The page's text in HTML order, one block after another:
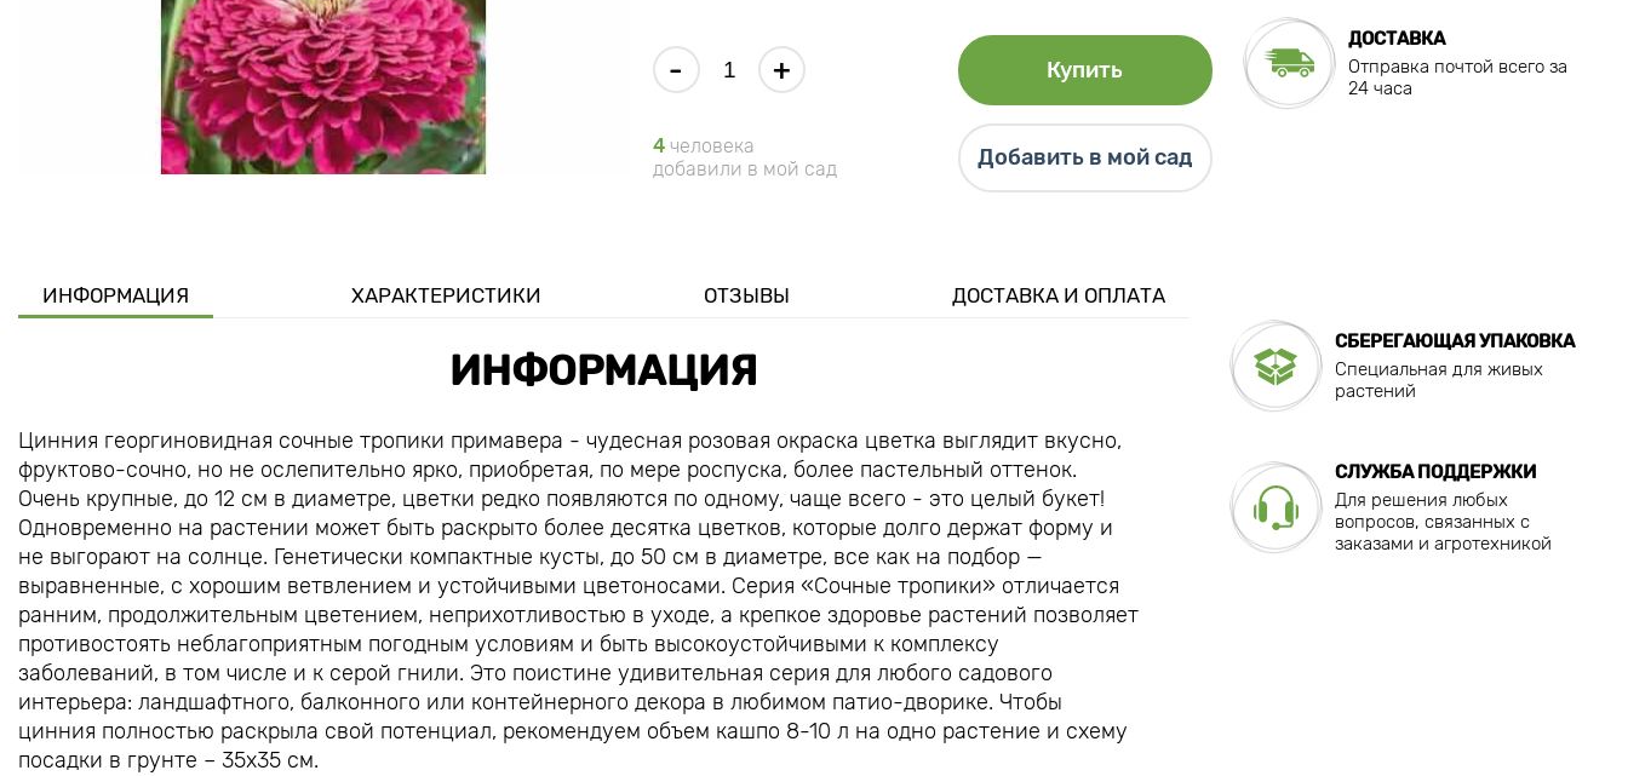
- + Купить
4 человека
добавили в мой сад
Добавить в мой сад
ДОСТАВКА
Отправка почтой всего за
24 часа
ИНФОРМАЦИЯ ХАРАКТЕРИСТИКИ ОТЗЫВЫ ДОСТАВКА И ОПЛАТА
ИНФОРМАЦИЯ
Цинния георгиновидная сочные тропики примавера - чудесная розовая окраска цветка выглядит вкусно,
фруктово-сочно, но не ослепительно ярко, приобретая, по мере роспуска, более пастельный оттенок.
Очень крупные, до 12 см в диаметре, цветки редко появляются по одному, чаще всего - это целый букет!
Одновременно на растении может быть раскрыто более десятка цветков, которые долго держат форму и
не выгорают на солнце. Генетически компактные кусты, до 50 см в диаметре, все как на подбор —
выравненные, с хорошим ветвлением и устойчивыми цветоносами. Серия «Сочные тропики» отличается
ранним, продолжительным цветением, неприхотливостью в уходе, а крепкое здоровье растений позволяет
противостоять неблагоприятным погодным условиям и быть высокоустойчивыми к комплексу
заболеваний, в том числе и к серой гнили. Это поистине удивительная серия для любого садового
интерьера: ландшафтного, балконного или контейнерного декора в любимом патио-дворике. Чтобы
цинния полностью раскрыла свой потенциал, рекомендуем объем кашпо 8-10 л на одно растение и схему
посадки в грунте – 35х35 см.
СБЕРЕГАЮЩАЯ УПАКОВКА
Специальная для живых
растений
СЛУЖБА ПОДДЕРЖКИ
Для решения любых
вопросов, связанных с
заказами и агротехникой